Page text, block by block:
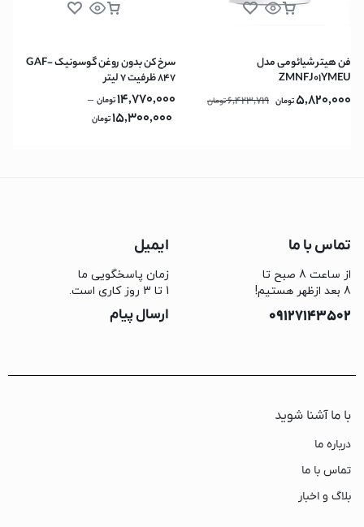
فن هیتر شیائومی مدل
ZMNFJ01YMEU
5,820,000تومان 6,423,719تومان
سرخ کن بدون روغن گوسونیک GAF-
847 ظرفیت ۷ لیتر
14,770,000تومان –
15,300,000تومان
تماس با ما
از ساعت 8 صبح تا
8 بعد ازظهر هستیم!
09127143502
ایمیل
زمان پاسخگویی ما
1 تا 3 روز کاری است.
ارسال پیام
با ما آشنا شوید
درباره ما
تماس با ما
بلاگ و اخبار